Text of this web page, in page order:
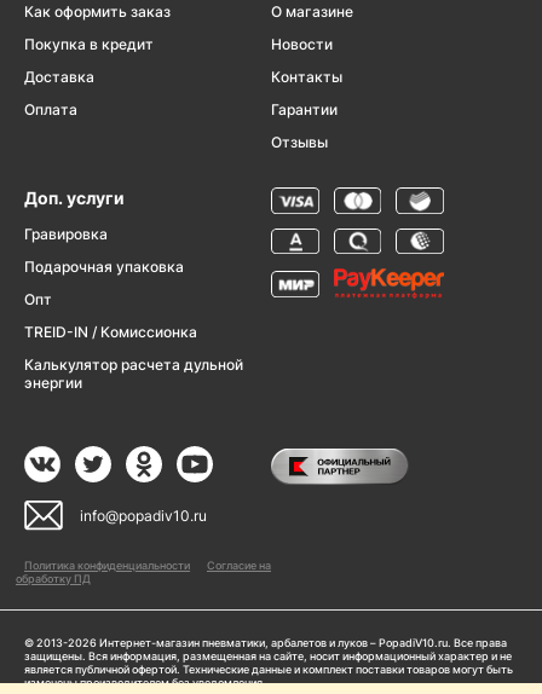
Как оформить заказ
Покупка в кредит
Доставка
Оплата
О магазине
Новости
Контакты
Гарантии
Отзывы
Доп. услуги
Гравировка
Подарочная упаковка
Опт
TREID-IN / Комиссионка
Калькулятор расчета дульной
энергии
info@popadiv10.ru
Политика конфиденциальности
Согласие на
обработку ПД
© 2013-2026 Интернет-магазин пневматики, арбалетов и луков – PopadiV10.ru. Все права
защищены. Вся информация, размещенная на сайте, носит информационный характер и не
является публичной офертой. Технические данные и комплект поставки товаров могут быть
изменены производителем без уведомления